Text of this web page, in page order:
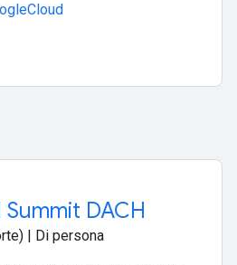
DACH
| Di persona